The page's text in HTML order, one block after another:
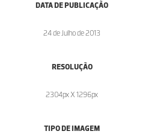
DATA DE PUBLICAÇÃO
24 de Julho de 2013
RESOLUÇÃO
2304px X 1296px
TIPO DE IMAGEM